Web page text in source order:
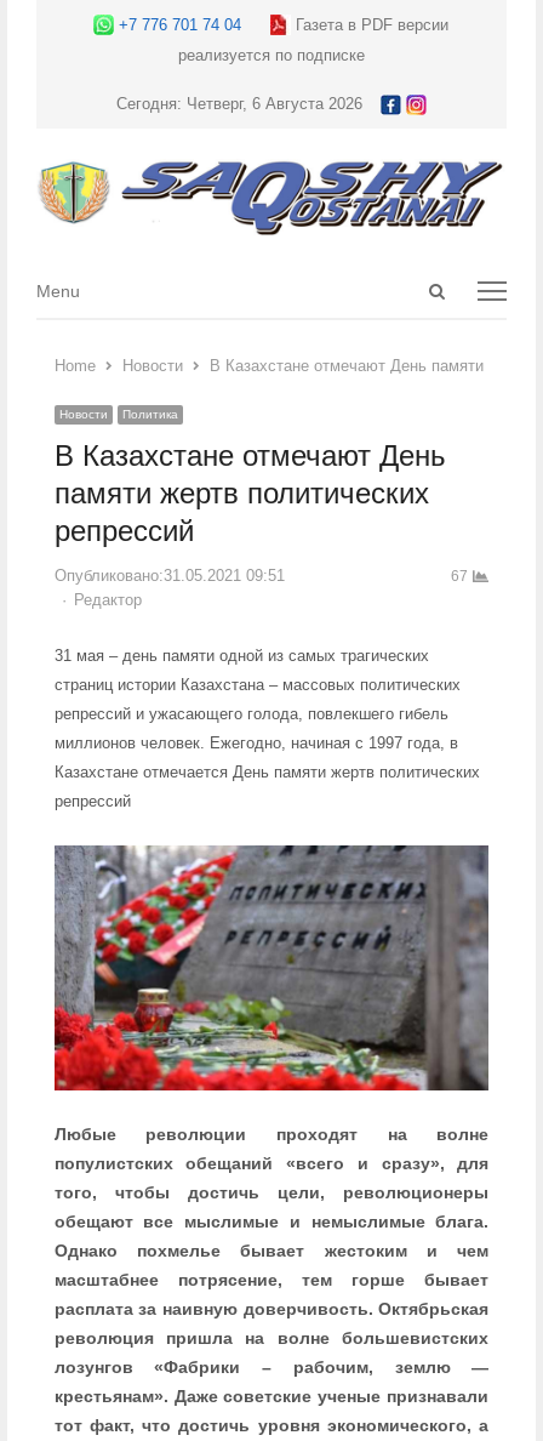
+7 776 701 74 04
Газета в PDF версии
реализуется по подписке
Сегодня: Четверг, 6 Августа 2026
Open
Menu
Menu
Home Новости В Казахстане отмечают День памяти жертв
Новости Политика
В Казахстане отмечают День
памяти жертв политических
репрессий
Опубликовано:31.05.2021 09:51
Author
Редактор
67
31 мая – день памяти одной из самых трагических
страниц истории Казахстана – массовых политических
репрессий и ужасающего голода, повлекшего гибель
миллионов человек. Ежегодно, начиная с 1997 года, в
Казахстане отмечается День памяти жертв политических
репрессий
Любые революции проходят на волне
популистских обещаний «всего и сразу», для
того, чтобы достичь цели, революционеры
обещают все мыслимые и немыслимые блага.
Однако похмелье бывает жестоким и чем
масштабнее потрясение, тем горше бывает
расплата за наивную доверчивость. Октябрьская
революция пришла на волне большевистских
лозунгов «Фабрики – рабочим, землю —
крестьянам». Даже советские ученые признавали
тот факт, что достичь уровня экономического, а